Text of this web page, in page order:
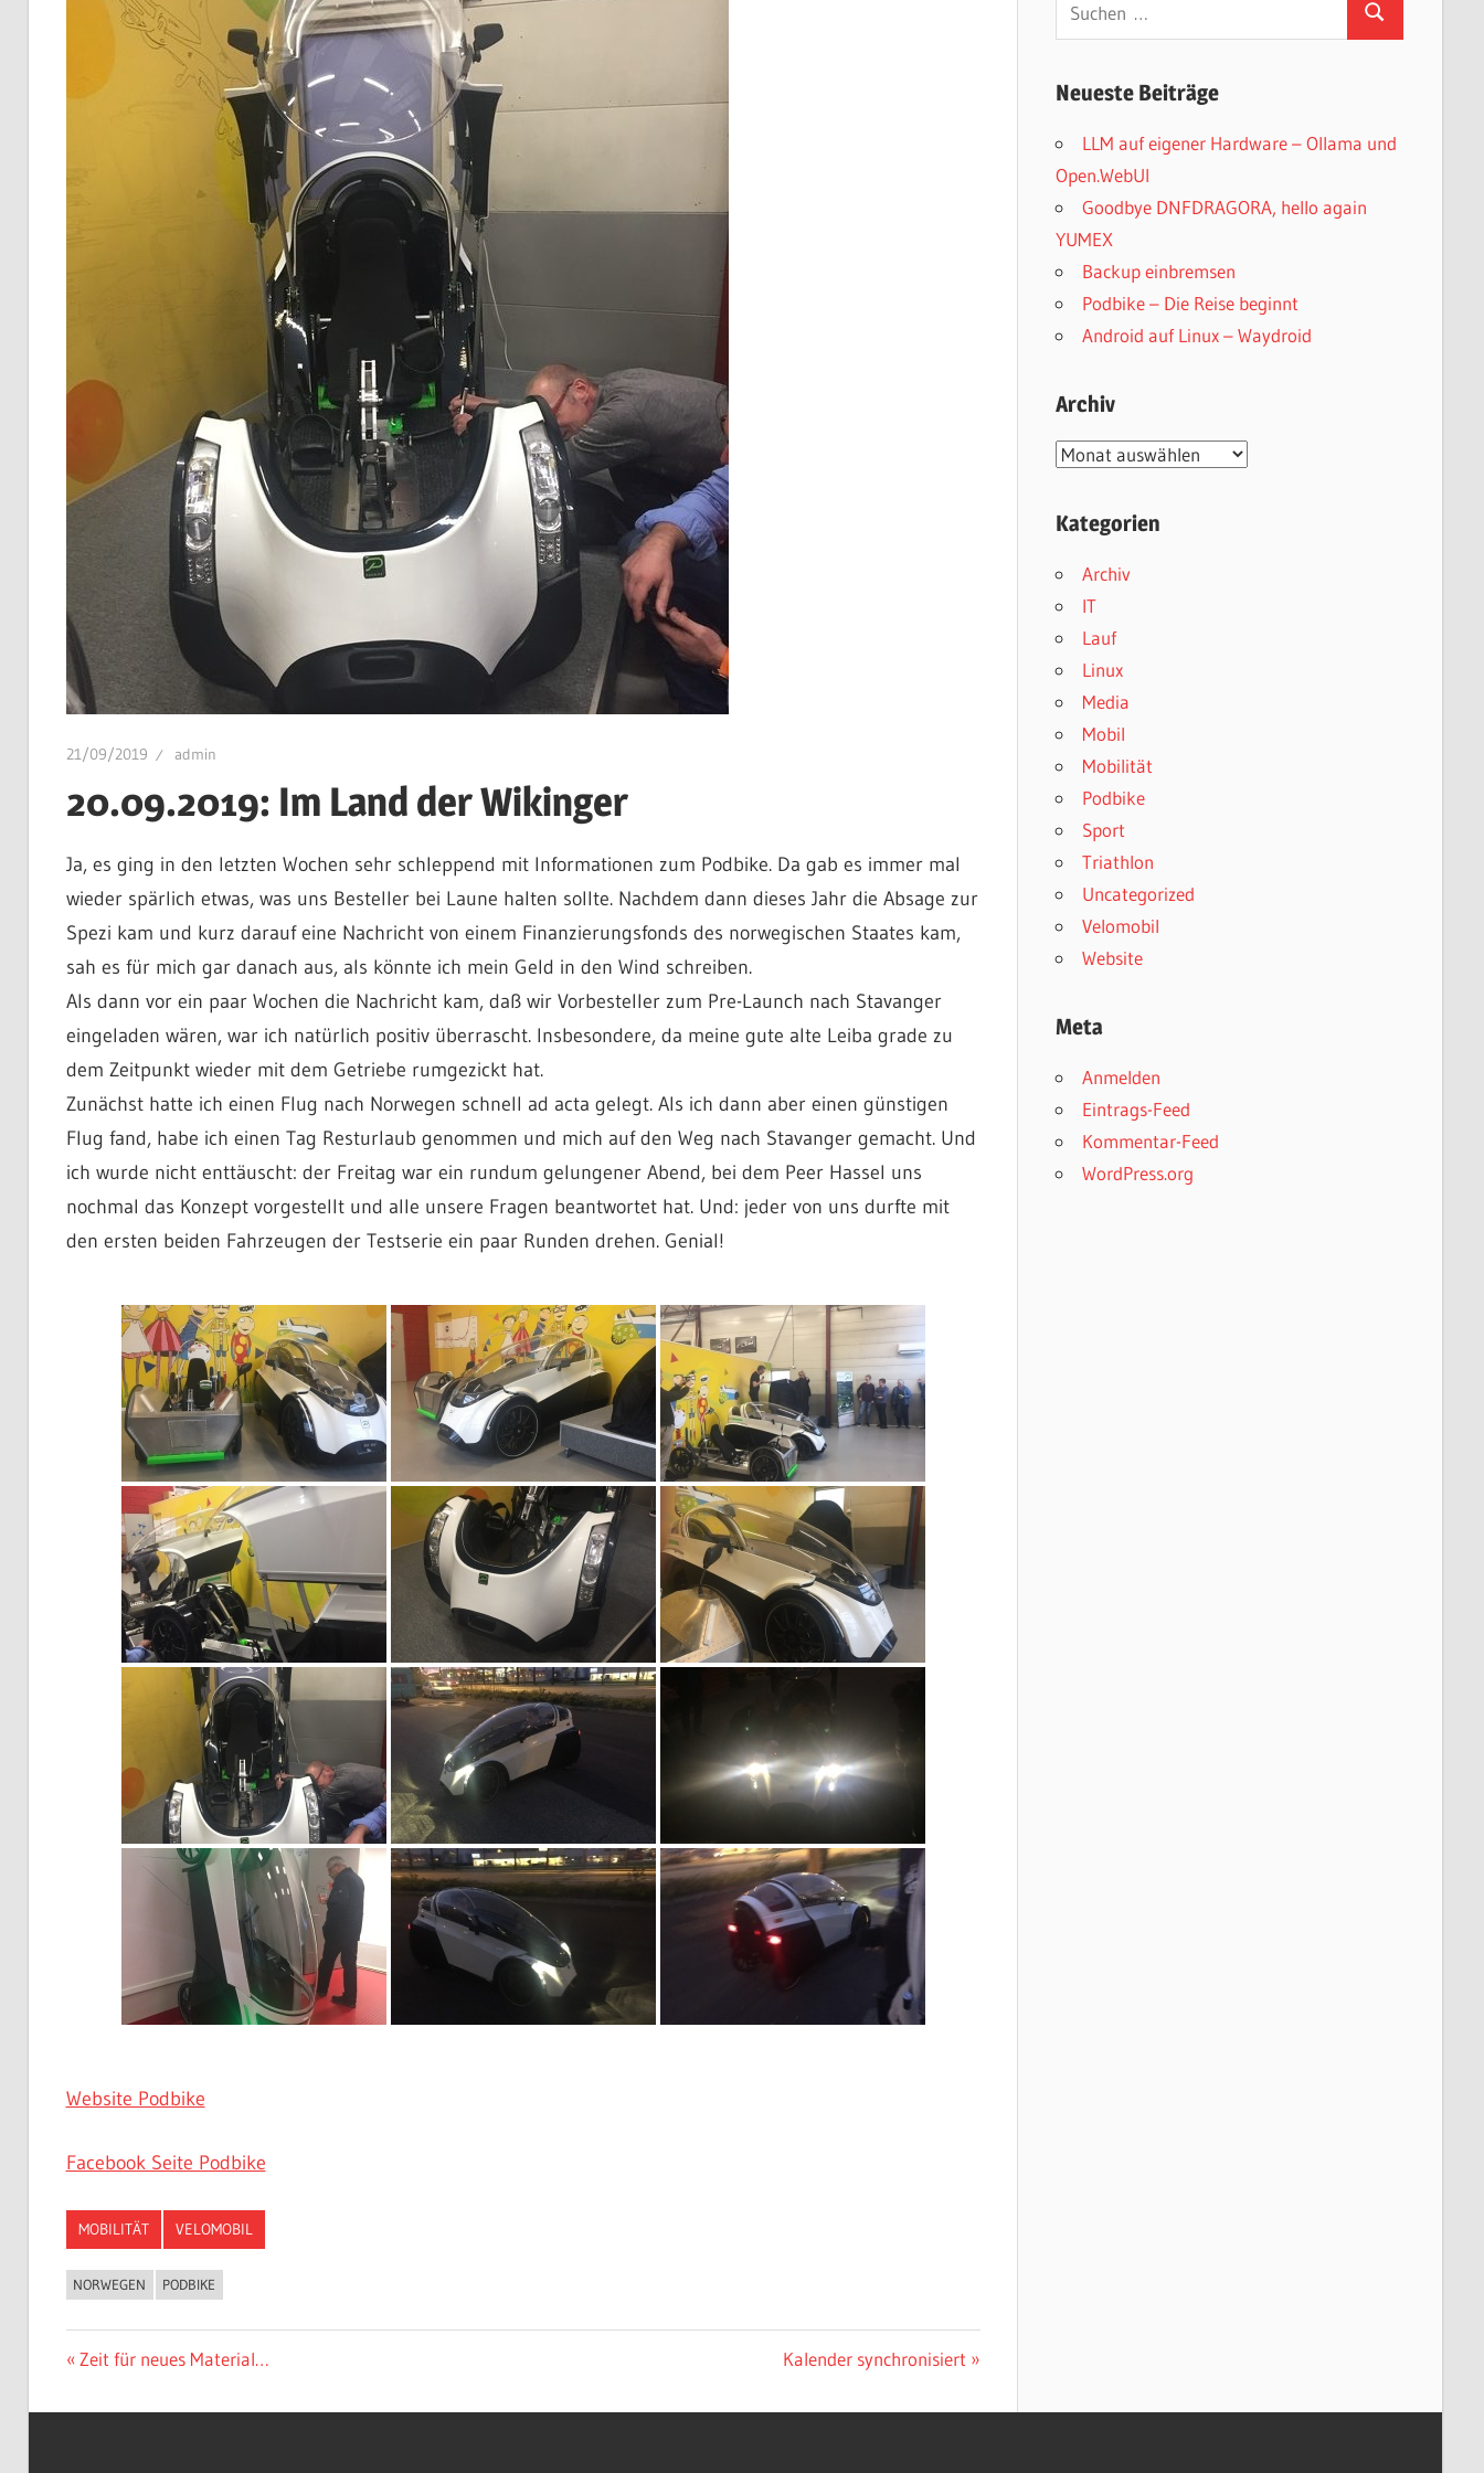
21/09/2019 admin
20.09.2019: Im Land der Wikinger
Ja, es ging in den letzten Wochen sehr schleppend mit Informationen zum Podbike. Da gab es immer mal
wieder spärlich etwas, was uns Besteller bei Laune halten sollte. Nachdem dann dieses Jahr die Absage zur
Spezi kam und kurz darauf eine Nachricht von einem Finanzierungsfonds des norwegischen Staates kam,
sah es für mich gar danach aus, als könnte ich mein Geld in den Wind schreiben.
Als dann vor ein paar Wochen die Nachricht kam, daß wir Vorbesteller zum Pre-Launch nach Stavanger
eingeladen wären, war ich natürlich positiv überrascht. Insbesondere, da meine gute alte Leiba grade zu
dem Zeitpunkt wieder mit dem Getriebe rumgezickt hat.
Zunächst hatte ich einen Flug nach Norwegen schnell ad acta gelegt. Als ich dann aber einen günstigen
Flug fand, habe ich einen Tag Resturlaub genommen und mich auf den Weg nach Stavanger gemacht. Und
ich wurde nicht enttäuscht: der Freitag war ein rundum gelungener Abend, bei dem Peer Hassel uns
nochmal das Konzept vorgestellt und alle unsere Fragen beantwortet hat. Und: jeder von uns durfte mit
den ersten beiden Fahrzeugen der Testserie ein paar Runden drehen. Genial!
Website Podbike
Facebook Seite Podbike
MOBILITÄT VELOMOBIL
NORWEGEN PODBIKE
Beitragsnavigation
Vorheriger
Zeit für neues Material…
Nächster
Kalender synchronisiert
Suchen
Neueste Beiträge
LLM auf eigener Hardware – Ollama und
Open.WebUI
Goodbye DNFDRAGORA, hello again
YUMEX
Backup einbremsen
Podbike – Die Reise beginnt
Android auf Linux – Waydroid
Archiv
Archiv
Kategorien
Archiv
IT
Lauf
Linux
Media
Mobil
Mobilität
Podbike
Sport
Triathlon
Uncategorized
Velomobil
Website
Meta
Anmelden
Eintrags-Feed
Kommentar-Feed
WordPress.org